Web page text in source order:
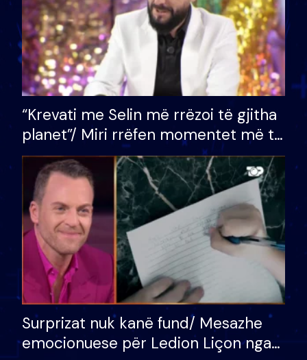
“Krevati me Selin më rrëzoi të gjitha
planet”/ Miri rrëfen momentet më të
bukura në shtëpinë e BB VIP: Do më
mungojë zilja e mëngjesit kur…
Surprizat nuk kanë fund/ Mesazhe
emocionuese për Ledion Liçon nga